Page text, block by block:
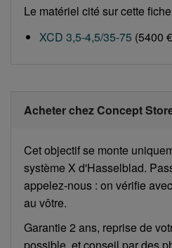
Le matériel cité sur cette
XCD 3,5-4,5/35-75 (5400
Acheter chez Concept
Cet objectif se monte
système X d'Hasselblad.
appelez-nous : on vérifie
au vôtre.
Garantie 2 ans, reprise de